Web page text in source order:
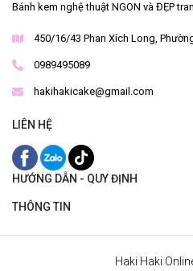
Bánh kem nghệ thuật NGON và ĐẸP
450/16/43 Phan Xích Long,
0989495089
hakihakicake@gmail.com
LIÊN HỆ
HƯỚNG DẪN - QUY ĐỊNH
THÔNG TIN
Haki Haki